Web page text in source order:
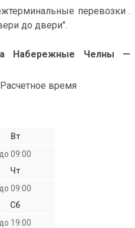
перевозки .
до двери".
Набережные Челны —
время
Вт
до 09:00
Чт
до 09:00
Сб
до 19:00